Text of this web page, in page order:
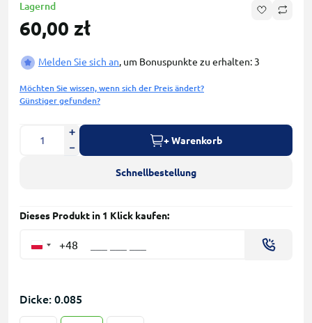
Lagernd
60,00 zł
Melden Sie sich an, um Bonuspunkte zu erhalten: 3
Möchten Sie wissen, wenn sich der Preis ändert?
Günstiger gefunden?
+ Warenkorb
Schnellbestellung
Dieses Produkt in 1 Klick kaufen:
+48
Dicke: 0.085